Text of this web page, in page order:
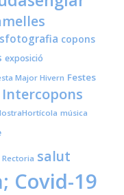
copons
exposició
Major Hivern Festes
Intercopons
música
Rectoria salut
Covid-19